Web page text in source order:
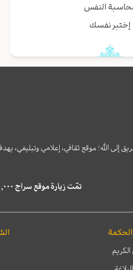
النفس
إختبر نفسك
إلى الله؛ موقع ثقافي، إعلامي
تمّت زيارة موقع سراج ٤,٨٠٠,٠٠٠ مرة خلال الستة أشهر الماضية، كما ظهر في نتائج البحث في محركات البحث٢٢,٢٩٠,٠٠٠ مرّة.
الكريم